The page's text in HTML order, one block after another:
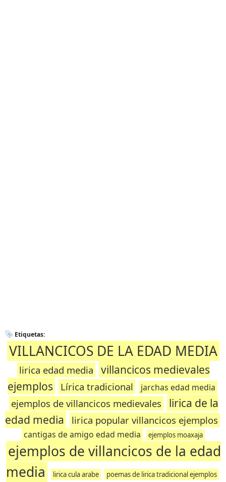
Etiquetas:
VILLANCICOS DE LA EDAD MEDIA
lirica edad media
villancicos medievales
ejemplos
Lírica tradicional jarchas edad media
ejemplos de villancicos medievales
lirica de la
edad media
lirica popular villancicos ejemplos
cantigas de amigo edad media ejemplos moaxaja
ejemplos de villancicos de la edad
media
lirica cula arabe poemas de lirica tradicional ejemplos